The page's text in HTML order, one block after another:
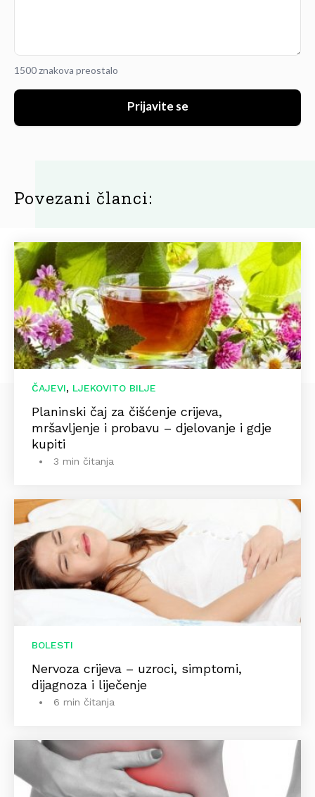
1500 znakova preostalo
Prijavite se
Povezani članci:
ČAJEVI, LJEKOVITO BILJE
Planinski čaj za čišćenje crijeva,
mršavljenje i probavu – djelovanje i gdje
kupiti
3 min čitanja
BOLESTI
Nervoza crijeva – uzroci, simptomi,
dijagnoza i liječenje
6 min čitanja